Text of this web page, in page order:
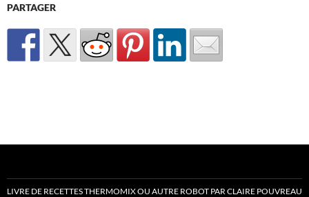
PARTAGER
LIVRE DE RECETTES THERMOMIX OU AUTRE ROBOT PAR CLAIRE POUVREAU